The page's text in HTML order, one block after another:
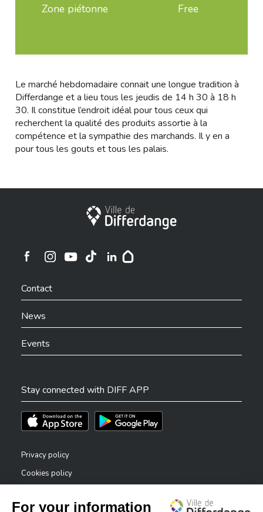
Zone piétonne Free
Le marché hebdomadaire connait une longue tradition à
Differdange et a lieu tous les jeudis de 14 h 30 à 18 h
30. Il constitue l’endroit idéal pour tous ceux qui
recherchent la qualité des produits assortie à la
compétence et la sympathie des marchands. Il y en a
pour tous les gouts et tous les palais.
City of Differdange
Ville de Differdange sur Instagram
Contact
News
Events
Stay connected with DIFF APP
Téléchargez l'app sur l'App StoreTéléchargez l'app sur Play Store
Privacy policy
Cookies policy
Accessibility statement